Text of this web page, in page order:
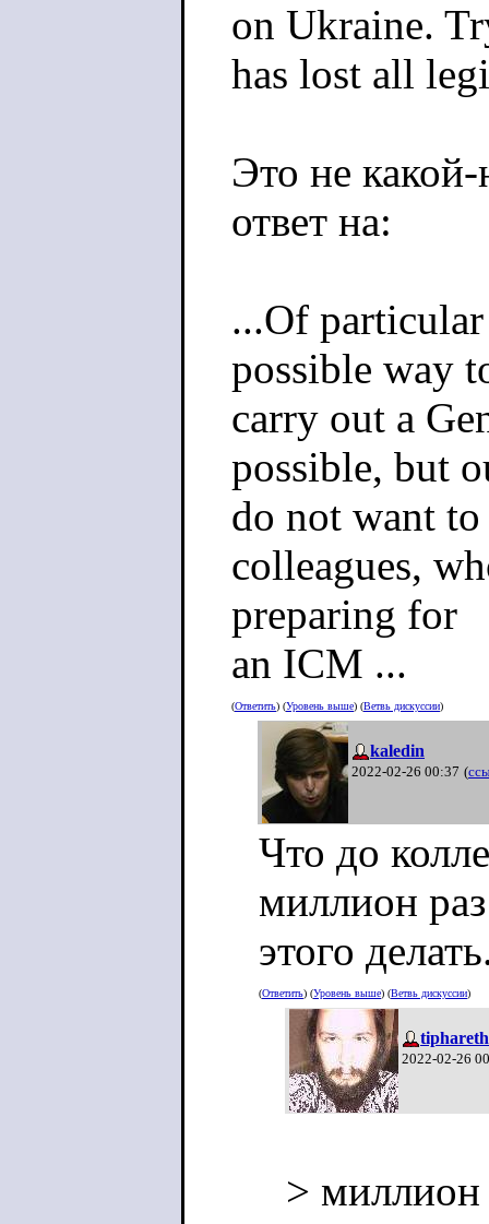
on Ukraine.
has lost all
Это не
ответ на:
...Of
possible way
carry out a
possible, but
do not want to
colleagues,
preparing for
an ICM ...
(Ответить) (Уровень выше) (Ветвь дискуссии)
kaledin
2022-02-26 00:37 (
Что до
миллион
этого
(Ответить) (Уровень выше) (Ветвь дискуссии)
tiphareth
2022-02-26
> миллион